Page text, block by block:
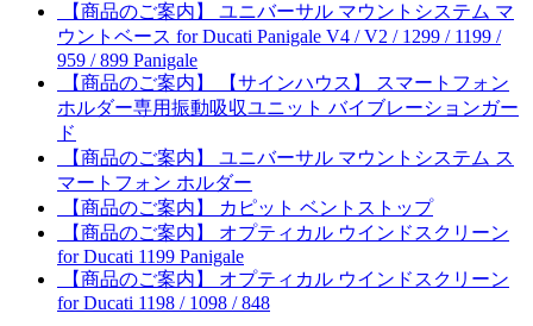
【商品のご案内】 ユニバーサル マウントシステム マ
ウントベース for Ducati Panigale V4 / V2 / 1299 / 1199 /
959 / 899 Panigale
【商品のご案内】 【サインハウス】 スマートフォン
ホルダー専用振動吸収ユニット バイブレーションガー
ド
【商品のご案内】 ユニバーサル マウントシステム ス
マートフォン ホルダー
【商品のご案内】 カピット ベントストップ
【商品のご案内】 オプティカル ウインドスクリーン
for Ducati 1199 Panigale
【商品のご案内】 オプティカル ウインドスクリーン
for Ducati 1198 / 1098 / 848